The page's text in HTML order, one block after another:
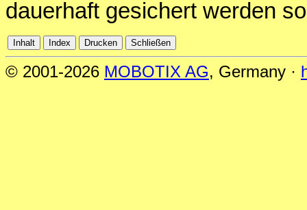
dauerhaft gesichert werden
© 2001-2026 MOBOTIX AG, Germany ·